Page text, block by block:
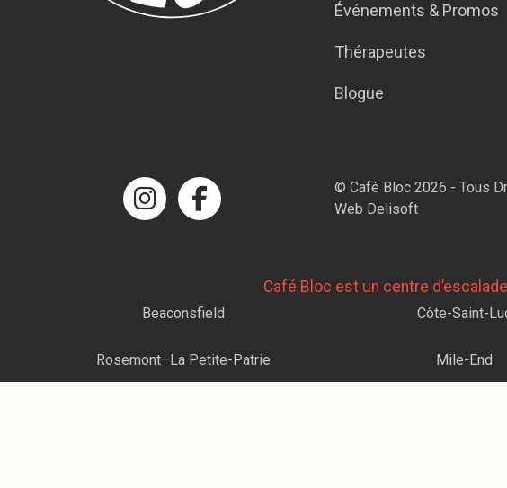
CONSENTEMENT
Événements & Promos
Thérapeutes
Blogue
© Café Bloc 2026 - Tous
Web Delisoft
Café Bloc est un centre
Beaconsfield Côte-Saint-
Rosemont–La Petite-Patrie Mile-End